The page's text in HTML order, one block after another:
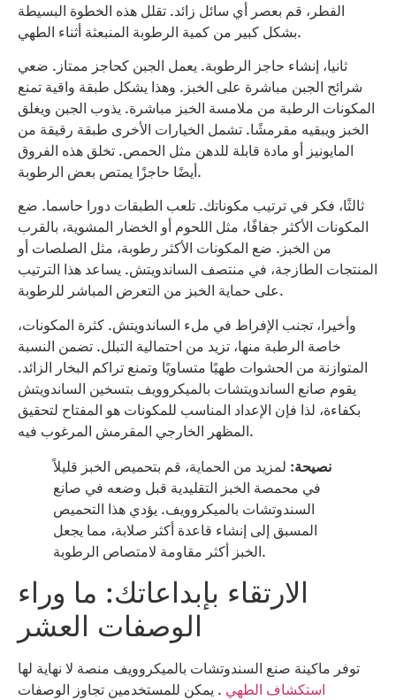
الفطر، قم بعصر أي سائل زائد. تقلل هذه الخطوة البسيطة
بشكل كبير من كمية الرطوبة المنبعثة أثناء الطهي.
ثانيا، إنشاء حاجز الرطوبة. يعمل الجبن كحاجز ممتاز. ضعي
شرائح الجبن مباشرة على الخبز. وهذا يشكل طبقة واقية تمنع
المكونات الرطبة من ملامسة الخبز مباشرة. يذوب الجبن ويغلق
الخبز ويبقيه مقرمشًا. تشمل الخيارات الأخرى طبقة رقيقة من
المايونيز أو مادة قابلة للدهن مثل الحمص. تخلق هذه الفروق
أيضًا حاجزًا يمتص بعض الرطوبة.
ثالثًا، فكر في ترتيب مكوناتك. تلعب الطبقات دورا حاسما. ضع
المكونات الأكثر جفافًا، مثل اللحوم أو الخضار المشوية، بالقرب
من الخبز. ضع المكونات الأكثر رطوبة، مثل الصلصات أو
المنتجات الطازجة، في منتصف الساندويتش. يساعد هذا الترتيب
على حماية الخبز من التعرض المباشر للرطوبة.
وأخيرا، تجنب الإفراط في ملء الساندويتش. كثرة المكونات،
خاصة الرطبة منها، تزيد من احتمالية التبلل. تضمن النسبة
المتوازنة من الحشوات طهيًا متساويًا وتمنع تراكم البخار الزائد.
يقوم صانع الساندويتشات بالميكروويف بتسخين الساندويتش
بكفاءة، لذا فإن الإعداد المناسب للمكونات هو المفتاح لتحقيق
المظهر الخارجي المقرمش المرغوب فيه.
نصيحة: لمزيد من الحماية، قم بتحميص الخبز قليلاً
في محمصة الخبز التقليدية قبل وضعه في صانع
السندوتشات بالميكروويف. يؤدي هذا التحميص
المسبق إلى إنشاء قاعدة أكثر صلابة، مما يجعل
الخبز أكثر مقاومة لامتصاص الرطوبة.
الارتقاء بإبداعاتك: ما وراء
الوصفات العشر
توفر ماكينة صنع السندوتشات بالميكروويف منصة لا نهاية لها
استكشاف الطهي . يمكن للمستخدمين تجاوز الوصفات